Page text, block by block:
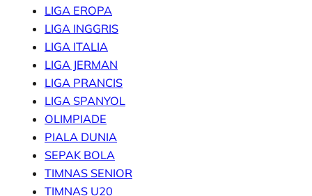
LIGA EROPA
LIGA INGGRIS
LIGA ITALIA
LIGA JERMAN
LIGA PRANCIS
LIGA SPANYOL
OLIMPIADE
PIALA DUNIA
SEPAK BOLA
TIMNAS SENIOR
TIMNAS U20